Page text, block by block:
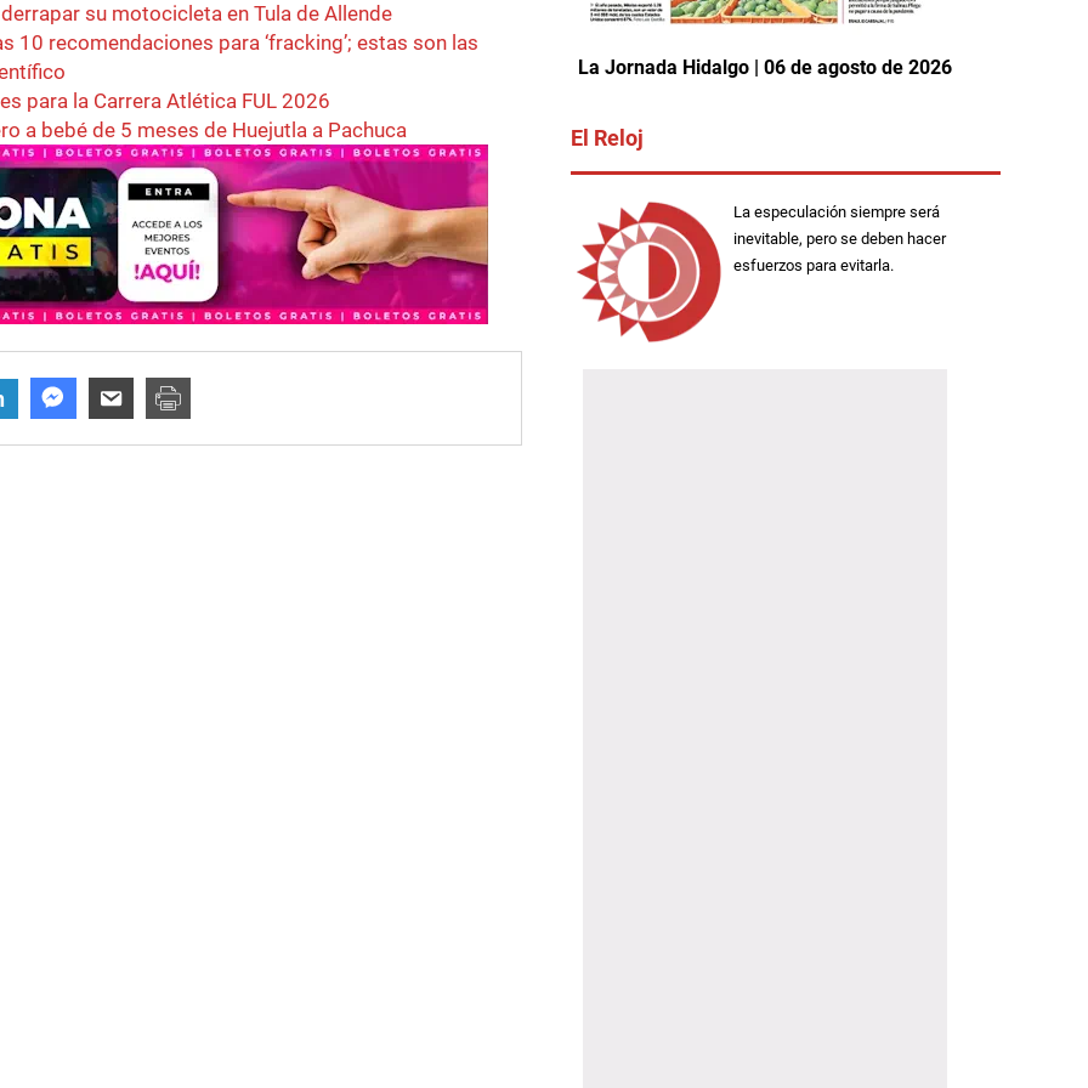
su motocicleta en Tula de Allende
10 recomendaciones para ‘fracking’; estas son las
para la Carrera Atlética FUL 2026
a bebé de 5 meses de Huejutla a Pachuca
La Jornada Hidalgo | 06 de agosto de 2026
El Reloj
La especulación siempre será
inevitable, pero se deben hacer
esfuerzos para evitarla.